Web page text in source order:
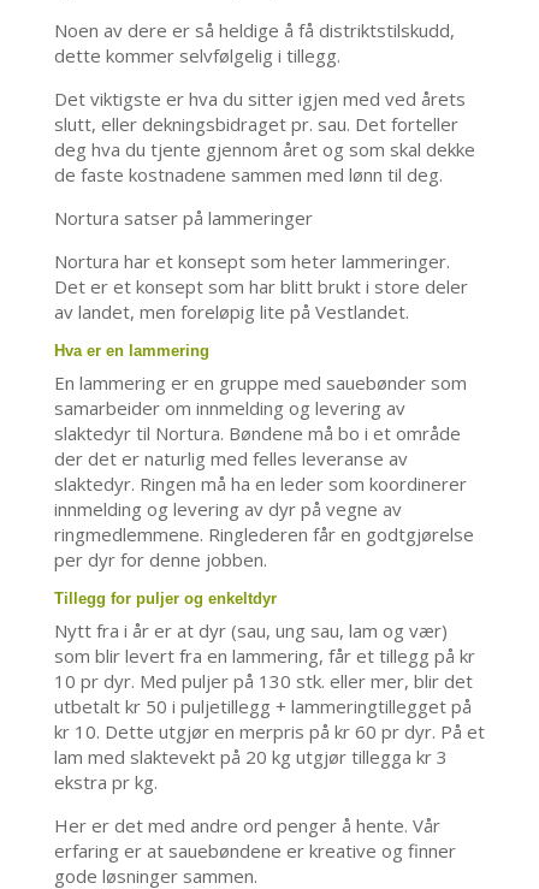
Noen av dere er så heldige å få distriktstilskudd,
dette kommer selvfølgelig i tillegg.
Det viktigste er hva du sitter igjen med ved årets
slutt, eller dekningsbidraget pr. sau. Det forteller
deg hva du tjente gjennom året og som skal dekke
de faste kostnadene sammen med lønn til deg.
Nortura satser på lammeringer
Nortura har et konsept som heter lammeringer.
Det er et konsept som har blitt brukt i store deler
av landet, men foreløpig lite på Vestlandet.
Hva er en lammering
En lammering er en gruppe med sauebønder som
samarbeider om innmelding og levering av
slaktedyr til Nortura. Bøndene må bo i et område
der det er naturlig med felles leveranse av
slaktedyr. Ringen må ha en leder som koordinerer
innmelding og levering av dyr på vegne av
ringmedlemmene. Ringlederen får en godtgjørelse
per dyr for denne jobben.
Tillegg for puljer og enkeltdyr
Nytt fra i år er at dyr (sau, ung sau, lam og vær)
som blir levert fra en lammering, får et tillegg på kr
10 pr dyr. Med puljer på 130 stk. eller mer, blir det
utbetalt kr 50 i puljetillegg + lammeringtillegget på
kr 10. Dette utgjør en merpris på kr 60 pr dyr. På et
lam med slaktevekt på 20 kg utgjør tillegga kr 3
ekstra pr kg.
Her er det med andre ord penger å hente. Vår
erfaring er at sauebøndene er kreative og finner
gode løsninger sammen.